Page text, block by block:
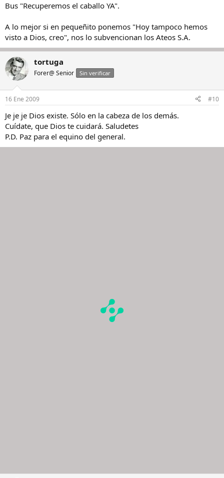
Bus "Recuperemos el caballo YA".
A lo mejor si en pequeñito ponemos "Hoy tampoco hemos
visto a Dios, creo", nos lo subvencionan los Ateos S.A.
tortuga
Forer@ Senior Sin verificar
16 Ene 2009 #10
Je je je Dios existe. Sólo en la cabeza de los demás.
Cuídate, que Dios te cuidará. Saludetes
P.D. Paz para el equino del general.